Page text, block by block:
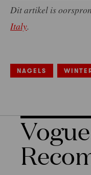
Dit artikel is
Italy.
NAGELS
Vogue